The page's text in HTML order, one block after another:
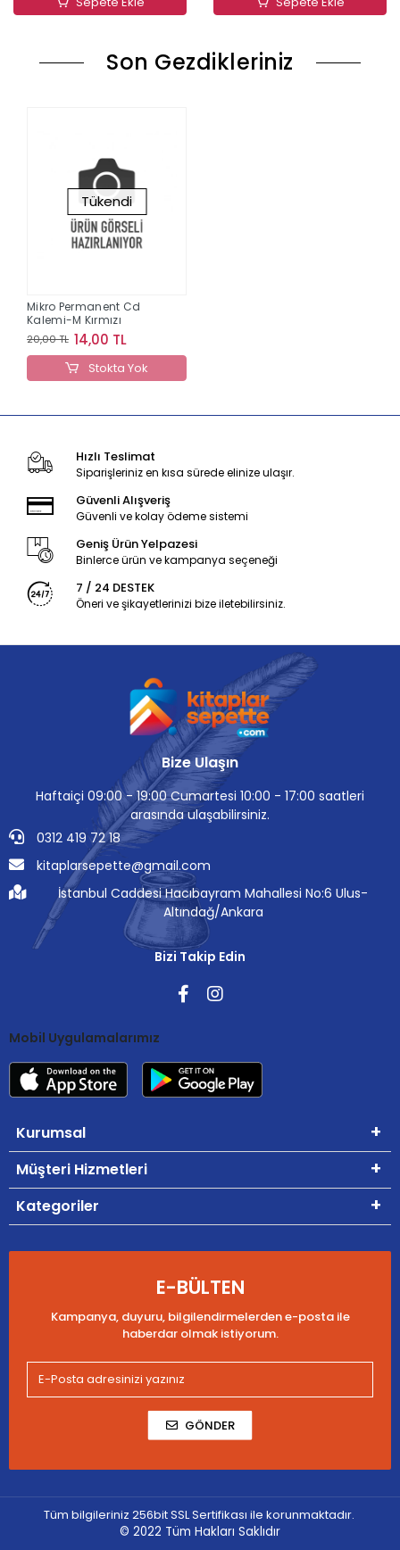
Son Gezdikleriniz
Tükendi
Mikro Permanent Cd
Kalemi-M Kırmızı
20,00 TL 14,00 TL
Stokta Yok
Hızlı Teslimat
Siparişleriniz en kısa sürede elinize ulaşır.
Güvenli Alışveriş
Güvenli ve kolay ödeme sistemi
Geniş Ürün Yelpazesi
Binlerce ürün ve kampanya seçeneği
7 / 24 DESTEK
Öneri ve şikayetlerinizi bize iletebilirsiniz.
Bize Ulaşın
Haftaiçi 09:00 - 19:00 Cumartesi 10:00 - 17:00 saatleri
arasında ulaşabilirsiniz.
0312 419 72 18
kitaplarsepette@gmail.com
İstanbul Caddesi Hacıbayram Mahallesi No:6 Ulus-
Altındağ/Ankara
Bizi Takip Edin
Mobil Uygulamalarımız
Kurumsal
Müşteri Hizmetleri
Kategoriler
E-BÜLTEN
Kampanya, duyuru, bilgilendirmelerden e-posta ile
haberdar olmak istiyorum.
GÖNDER
Tüm bilgileriniz 256bit SSL Sertifikası ile korunmaktadır.
© 2022 Tüm Hakları Saklıdır